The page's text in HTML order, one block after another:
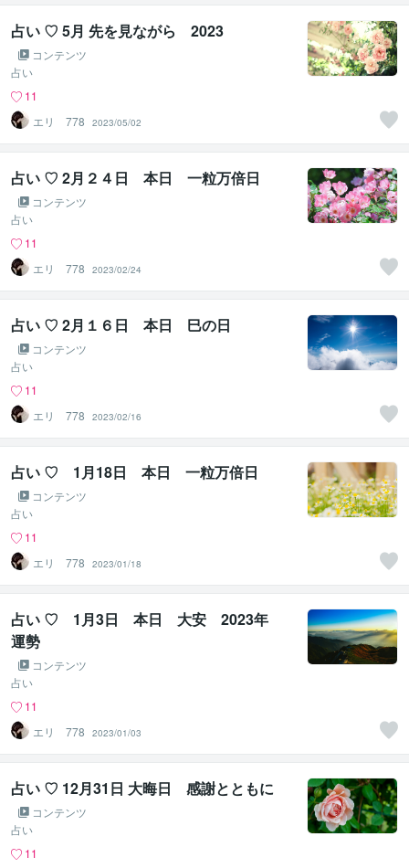
占い ♡ 5月 先を見ながら 2023
コンテンツ
占い
11
エリ 778
2023/05/02
占い ♡ 2月２４日 本日 一粒万倍日
コンテンツ
占い
11
エリ 778
2023/02/24
占い ♡ 2月１６日 本日 巳の日
コンテンツ
占い
11
エリ 778
2023/02/16
占い ♡ 1月18日 本日 一粒万倍日
コンテンツ
占い
11
エリ 778
2023/01/18
占い ♡ 1月3日 本日 大安 2023年
運勢
コンテンツ
占い
11
エリ 778
2023/01/03
占い ♡ 12月31日 大晦日 感謝とともに
コンテンツ
占い
11